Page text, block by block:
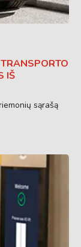
IŠ
sąrašą